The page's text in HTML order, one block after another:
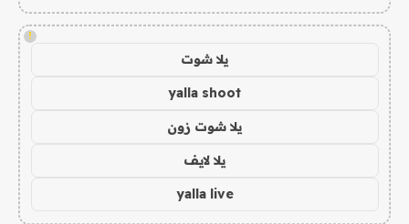
!
يلا شوت
yalla shoot
يلا شوت زون
يلا لايف
yalla live